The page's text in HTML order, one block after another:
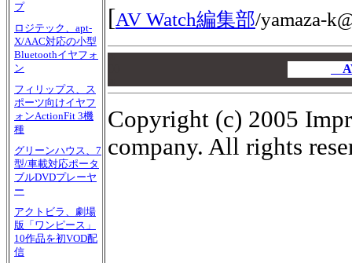
プ
ロジテック、apt-
X/AAC対応の小型
Bluetoothイヤフォ
ン
フィリップス、ス
ポーツ向けイヤフ
ォンActionFit 3機
種
グリーンハウス、7
型/車載対応ポータ
ブルDVDプレーヤ
ー
アクトビラ、劇場
版「ワンピース」
10作品を初VOD配
信
[AV Watch編集部/yamaza-
Copyright (c) 2005
company. All rights